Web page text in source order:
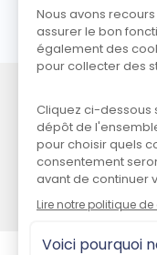
Besoin
Si vous ne